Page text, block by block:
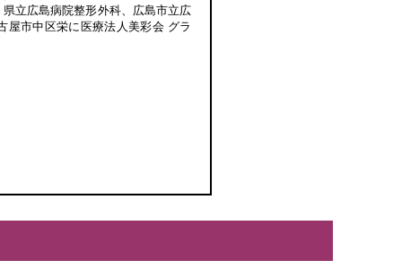
立広島病院整形外科、広島市立広
屋市中区栄に医療法人美彩会 グラ